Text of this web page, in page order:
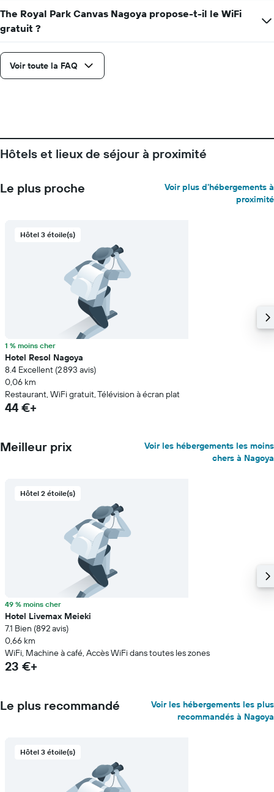
The Royal Park Canvas Nagoya propose-t-il le WiFi
gratuit ?
Voir toute la FAQ
Hôtels et lieux de séjour à proximité
Le plus proche
Voir plus d'hébergements à
proximité
Hôtel 3 étoile(s)
1 % moins cher
Hotel Resol Nagoya
8.4 Excellent (2 893 avis)
0,06 km
Restaurant, WiFi gratuit, Télévision à écran plat
44 €+
Meilleur prix
Voir les hébergements les moins
chers à Nagoya
Hôtel 2 étoile(s)
49 % moins cher
Hotel Livemax Meieki
7.1 Bien (892 avis)
0,66 km
WiFi, Machine à café, Accès WiFi dans toutes les zones
23 €+
Le plus recommandé
Voir les hébergements les plus
recommandés à Nagoya
Hôtel 3 étoile(s)